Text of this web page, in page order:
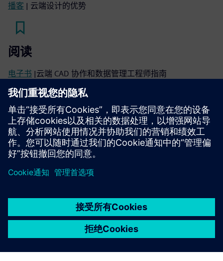
播客 | 云端设计的优势
阅读
电子书 |云端 CAD 协作和数据管理工程师指南
白皮书| 通过协作最佳实践统一 ECAD-MCAD PCB 设计
信息图| 常见的 CAD 挑战以及如何克服这些挑战